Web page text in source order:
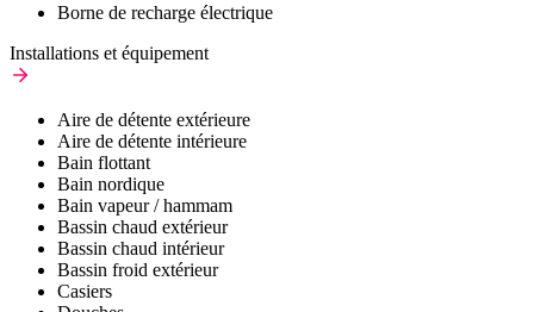
Borne de recharge électrique
Installations et équipement
Aire de détente extérieure
Aire de détente intérieure
Bain flottant
Bain nordique
Bain vapeur / hammam
Bassin chaud extérieur
Bassin chaud intérieur
Bassin froid extérieur
Casiers